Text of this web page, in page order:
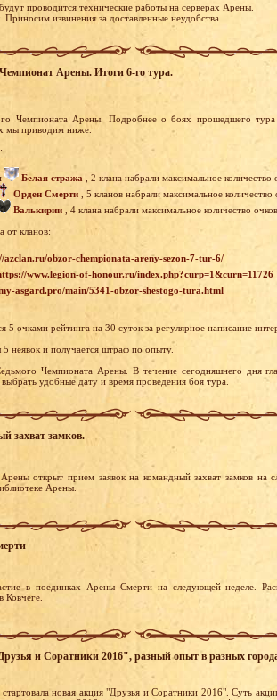
проводится технические работы на серверах Арены.
извинения за доставленные неудобства
Арены. Итоги 6-го тура.
Чемпионата Арены. Подробнее о боях прошедшего
мы приводим ниже.
Белая стража , 2 клана набрали максимальное количество
Орден Смерти , 5 кланов набрали максимальное количество
Валькирии , 4 клана набрали максимальное количество очков.
от кланов:
azclan.ru/obzor-chempionata-areny-sezon-7-tur-6/
www.legion-of-honour.ru/index.php?curp=1&curn=11726
asgard.pro/main/5341-obzor-shestogo-tura.html
5 очками рейтинга на 30 суток за регулярное написание
неявок и получается штраф по опыту.
Чемпионата Арены. В течение сегодняшнего дня
удобные дату и время проведения боя тура.
захват замков.
открыт прием заявок на командный захват замков на
Арены.
в поединках Арены Смерти на следующей неделе.
Ковчеге.
и Соратники 2016", разный опыт в разных
новая акция "Друзья и Соратники 2016". Суть